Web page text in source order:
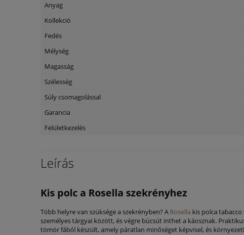
Anyag
Kollekció
Fedés
Mélység
Magasság
Szélesség
Súly csomagolással
Garancia
Felületkezelés
Leírás
Kis polc a Rosella szekrényhez
Több helyre van szüksége a szekrényben? A Rosella kis polca
személyes tárgyai között, és végre búcsút inthet a káosznak.
tömör fából készült, amely páratlan minőséget képvisel, és